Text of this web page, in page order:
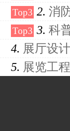
2 消
3 科
4 展厅设计
5 展览工